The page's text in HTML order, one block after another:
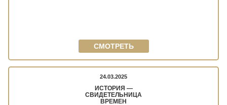
СМОТРЕТЬ
24.03.2025
ИСТОРИЯ —
СВИДЕТЕЛЬНИЦА
ВРЕМЕН